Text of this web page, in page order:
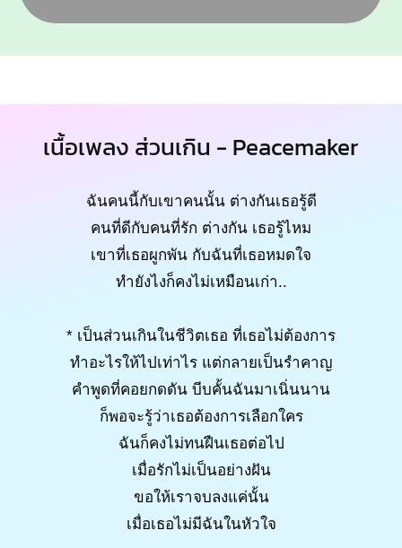
เนื้อเพลง ส่วนเกิน - Peacemaker
ฉันคนนี้กับเขาคนนั้น ต่างกันเธอรู้ดี
คนที่ดีกับคนที่รัก ต่างกัน เธอรู้ไหม
เขาที่เธอผูกพัน กับฉันที่เธอหมดใจ
ทำยังไงก็คงไม่เหมือนเก่า..
* เป็นส่วนเกินในชีวิตเธอ ที่เธอไม่ต้องการ
ทำอะไรให้ไปเท่าไร แต่กลายเป็นรำคาญ
คำพูดที่คอยกดดัน บีบคั้นฉันมาเนิ่นนาน
ก็พอจะรู้ว่าเธอต้องการเลือกใคร
ฉันก็คงไม่ทนฝืนเธอต่อไป
เมื่อรักไม่เป็นอย่างฝัน
ขอให้เราจบลงแค่นั้น
เมื่อเธอไม่มีฉันในหัวใจ